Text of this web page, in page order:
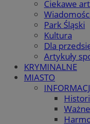
Ciekawe
Park Śląski
Kultura
Dla
Artykuły
KRYMINALNE
MIASTO